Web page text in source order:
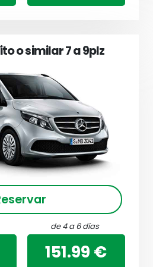
o similar 7 a 9plz
de 4 a 6 días
151.99 €